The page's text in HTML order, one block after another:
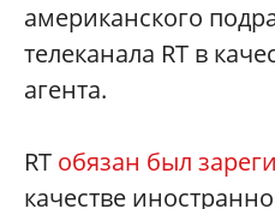
американского
телеканала RT в
агента.
RT обязан был
качестве